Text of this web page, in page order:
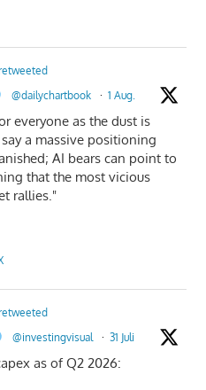
@dailychartbook · 1 Aug.
everyone as the dust is
a massive positioning
AI bears can point to
that the most vicious
rallies."
@investingvisual · 31 Juli
as of Q2 2026: